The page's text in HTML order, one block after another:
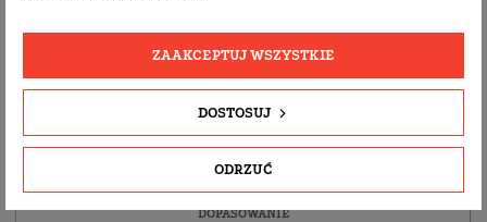
WYSYŁKA
ZWROT
ZDJĘCIA
OPIS
DOPASOWANIE
ODRZUĆ
DOSTOSUJ
ZAAKCEPTUJ WSZYSTKIE